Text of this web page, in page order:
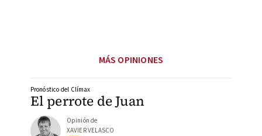
MÁS OPINIONES
El perrote de Juan
Pronóstico del Clímax
Opinión de
XAVIER VELASCO